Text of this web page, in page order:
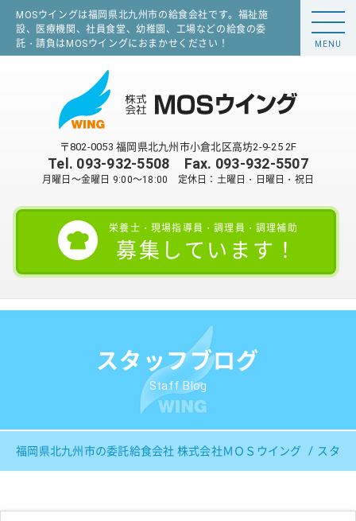
MOSウイングは福岡県北九州市の給食会社です。福祉施
設、医療機関、社員食堂、幼稚園、工場などの給食の委
託・請負はMOSウイングにおまかせください！
〒802-0053 福岡県北九州市小倉北区高坊2-9-25 2F
Tel. 093-932-5508 Fax. 093-932-5507
月曜日～金曜日 9:00～18:00 定休日：土曜日・日曜日・祝日
栄養士・現場指導員・調理員・調理補助
募集しています！
MENU
スタッフブログ
Staff Blog
福岡県北九州市の委託給食会社 株式会社ＭＯＳウイング スタッ